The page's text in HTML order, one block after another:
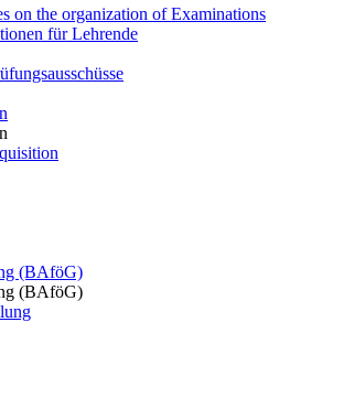
on the organization of Examinations
für Lehrende
(BAföG)
(BAföG)